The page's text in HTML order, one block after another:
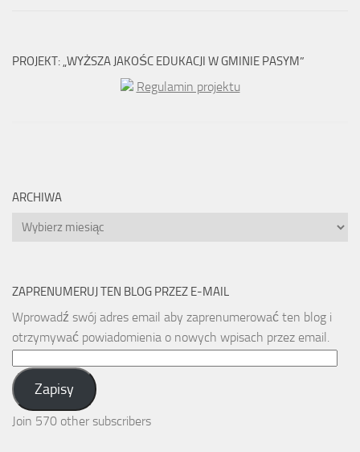
PROJEKT: „WYŻSZA JAKOŚC EDUKACJI W GMINIE PASYM”
Regulamin projektu
ARCHIWA
Archiwa
ZAPRENUMERUJ TEN BLOG PRZEZ E-MAIL
Wprowadź swój adres email aby zaprenumerować ten blog i
otrzymywać powiadomienia o nowych wpisach przez email.
Address:
Zapisy
Join 570 other subscribers